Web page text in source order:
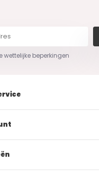
wettelijke beperkingen